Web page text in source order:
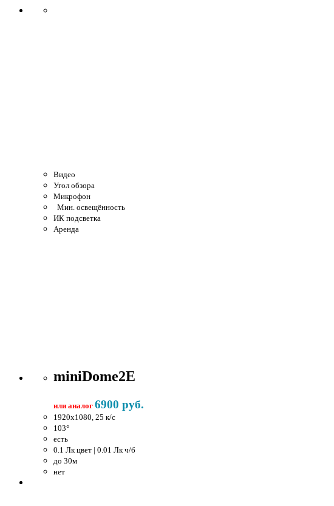
Видео
Угол обзора
Микрофон
Мин. освещённость
ИК подсветка
Аренда
miniDome2E
или аналог 6900 руб.
1920x1080, 25 к/c
103°
есть
0.1 Лк цвет | 0.01 Лк ч/б
до 30м
нет